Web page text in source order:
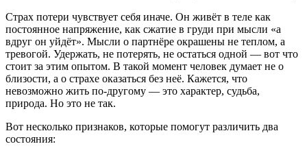
Страх потери чувствует себя иначе. Он живёт в теле как
постоянное напряжение, как сжатие в груди при мысли «а
вдруг он уйдёт». Мысли о партнёре окрашены не теплом, а
тревогой. Удержать, не потерять, не остаться одной — вот что
стоит за этим опытом. В такой момент человек думает не о
близости, а о страхе оказаться без неё. Кажется, что
невозможно жить по-другому — это характер, судьба,
природа. Но это не так.
Вот несколько признаков, которые помогут различить два
состояния: